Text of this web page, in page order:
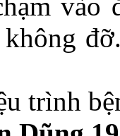
trình